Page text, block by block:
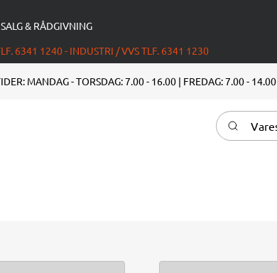
& RÅDGIVNING
6341 1240 - INDUSTRI / VVS TLF. 6341 1230
MANDAG - TORSDAG: 7.00 - 16.00 | FREDAG: 7.00 - 14.00
Varesøgning